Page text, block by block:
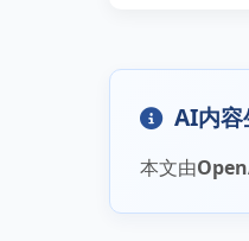
AI内容
本文由